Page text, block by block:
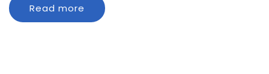
Read more